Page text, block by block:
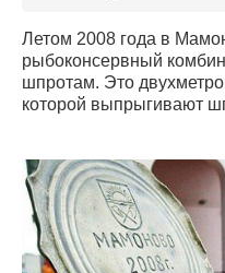
Летом 2008 года в
рыбоконсервный
шпротам. Это
которой выпрыгивают